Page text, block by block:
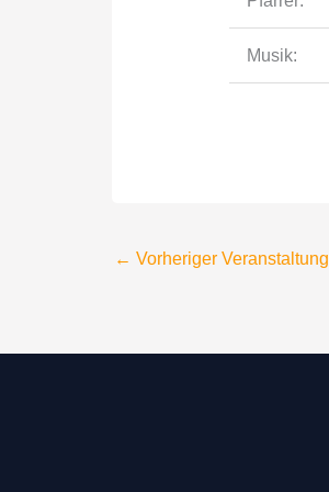
Musik:
← Vorheriger Veranstaltung